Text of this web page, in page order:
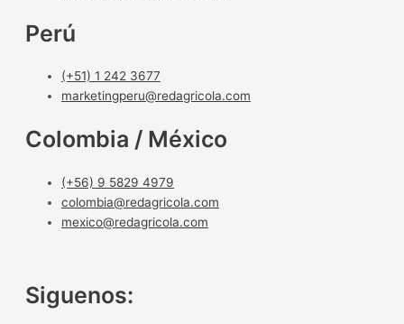
Perú
(+51) 1 242 3677
marketingperu@redagricola.com
Colombia / México
(+56) 9 5829 4979
colombia@redagricola.com
mexico@redagricola.com
Siguenos: